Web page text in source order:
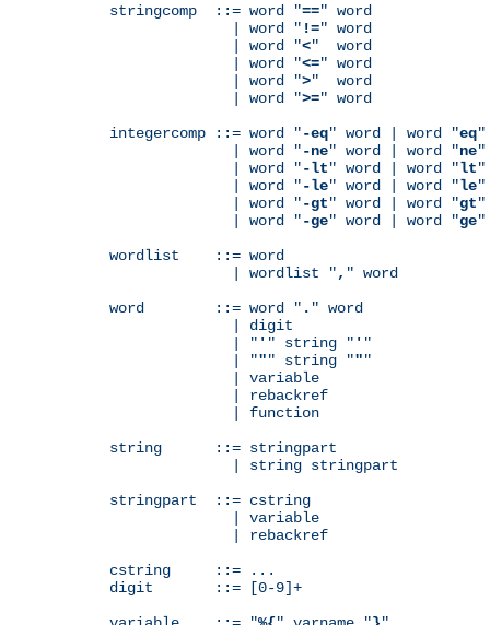
stringcomp  ::= word "==" word
              | word "
!=" word
              | word "
<"  word
              | word "
<=" word
              | word "
>"  word
              | word "
>=" word
integercomp ::= word "-eq" word | word "eq"
              | word "
-ne" word | word "ne"
              | word "
-lt" word | word "lt"
              | word "
-le" word | word "le"
              | word "
-gt" word | word "gt"
              | word "
-ge" word | word "ge"
wordlist    ::= word
              | wordlist "
, " word
word        ::= word " . " word
              | digit
              | "
' " string " ' "
              | "
"" string """
              | variable
              | function
string      ::= stringpart
              | string stringpart
stringpart  ::= cstring
              | variable
cstring     ::= ...
digit       ::= [0-9]+